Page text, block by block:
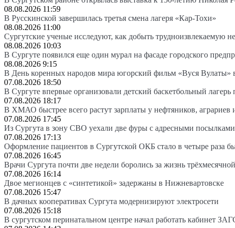
08.08.2026 11:59
В Русскинской завершилась третья смена лагеря «Кар-Тохи»
08.08.2026 11:00
Сургутские ученые исследуют, как добыть трудноизвлекаемую
08.08.2026 10:03
В Сургуте появился еще один мурал на фасаде городского
08.08.2026 9:15
В День коренных народов мира югорский фильм «Вуся Вулаты»
07.08.2026 18:50
В Сургуте впервые организовали детский баскетбольный лагерь
07.08.2026 18:17
В ХМАО быстрее всего растут зарплаты у нефтяников, аграриев
07.08.2026 17:45
Из Сургута в зону СВО уехали две фуры с адресными
07.08.2026 17:13
Оформление пациентов в Сургутской ОКБ стало в четыре раза
07.08.2026 16:45
Врачи Сургута почти две недели боролись за жизнь
07.08.2026 16:14
Двое мегионцев с «синтетикой» задержаны в Нижневартовске
07.08.2026 15:47
В дачных кооперативах Сургута модернизируют электросети
07.08.2026 15:18
В сургутском перинатальном центре начал работать кабинет